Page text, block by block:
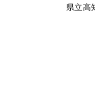
県立高